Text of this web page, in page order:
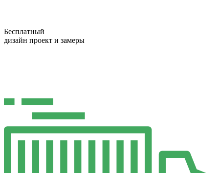
Бесплатный
дизайн проект и замеры